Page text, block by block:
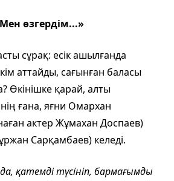
өзгердім...»
сұрақ: есік ашылғанда
аттайды, сағынған баласы
Өкінішке қарай, алты
ғана, яғни Омархан
актер Жұмахан Доспаев)
Сарқамбаев) келеді.
қатемді түсініп, бармағымды